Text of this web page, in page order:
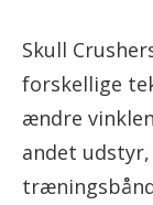
Skull
forskellige
ændre
andet udstyr,